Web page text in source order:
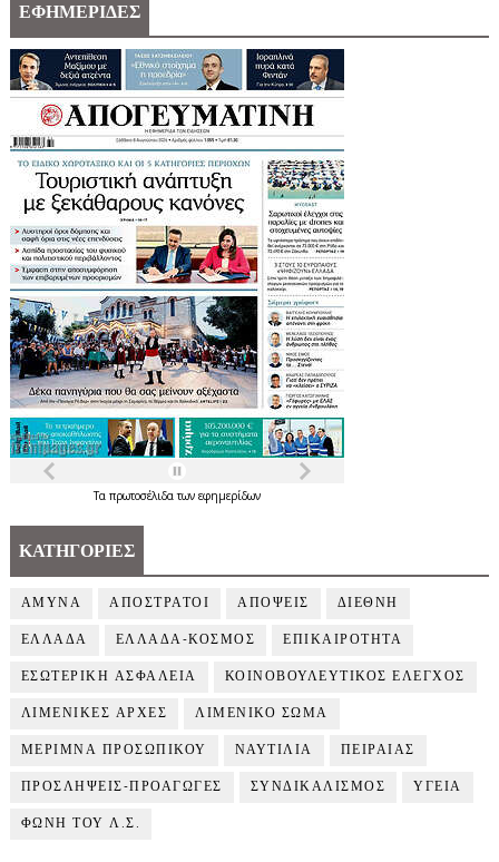
ΕΦΗΜΕΡΙΔΕΣ
Τα πρωτοσέλιδατων εφημερίδων
ΚΑΤΗΓΟΡΙΕΣ
ΑΜΥΝΑ ΑΠΟΣΤΡΑΤΟΙ ΑΠΟΨΕΙΣ ΔΙΕΘΝΗ
ΕΛΛΑΔΑ ΕΛΛΑΔΑ-ΚΟΣΜΟΣ ΕΠΙΚΑΙΡΟΤΗΤΑ
ΕΣΩΤΕΡΙΚΗ ΑΣΦΑΛΕΙΑ ΚΟΙΝΟΒΟΥΛΕΥΤΙΚΟΣ ΕΛΕΓΧΟΣ
ΛΙΜΕΝΙΚΕΣ ΑΡΧΕΣ ΛΙΜΕΝΙΚΟ ΣΩΜΑ
ΜΕΡΙΜΝΑ ΠΡΟΣΩΠΙΚΟΥ ΝΑΥΤΙΛΙΑ ΠΕΙΡΑΙΑΣ
ΠΡΟΣΛΗΨΕΙΣ-ΠΡΟΑΓΩΓΕΣ ΣΥΝΔΙΚΑΛΙΣΜΟΣ ΥΓΕΙΑ
ΦΩΝΗ ΤΟΥ Λ.Σ.